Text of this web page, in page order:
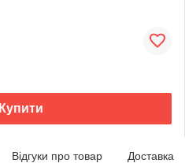
Купити
Відгуки про товар Доставка